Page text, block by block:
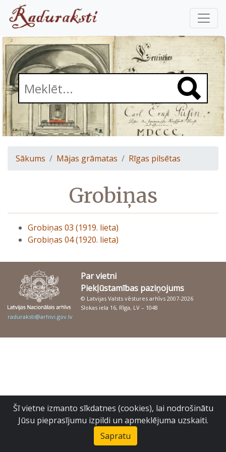
Sākums Mājas grāmatas Rīgas pilsētas
Grobiņas
Grobiņas 03 (1919. lieta)
Grobiņas 04 (1920. lieta)
Par vietni
Piekļūstamības paziņojums
© Latvijas Valsts vēstures arhīvs 2007-2026
Slokas iela 16, Rīga, LV – 1048
raduraksti@arhivi.gov.lv
Šī vietne izmanto sīkdatnes (cookies), lai nodrošinātu
Jūsu pieprasījumu izpildi un apmeklējuma uzskaiti.
Sapratu